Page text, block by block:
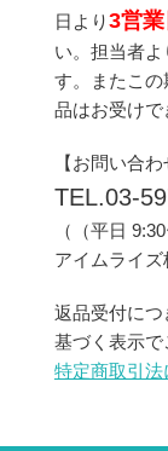
日より3営
い。担当者
す。またこ
品はお受けで
【お問い合わ
TEL.03-
（（平日
アイムライ
返品受付に
基づく表示で
特定商取引